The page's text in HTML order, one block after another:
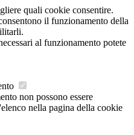
quali cookie consentire.
il funzionamento della
al funzionamento potete
non possono essere
nella pagina della cookie